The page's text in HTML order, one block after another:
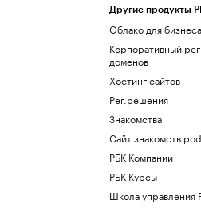
Другие продукты
Облако для бизнеса
Корпоративный
доменов
Хостинг сайтов
Рег.решения
Знакомства
Сайт знакомств
РБК Компании
РБК Курсы
Школа управления